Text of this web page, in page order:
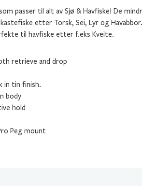
passer til alt av Sjø & Havfiske! De
etter Torsk, Sei, Lyr og
til havfiske etter f.eks Kveite.
retrieve and drop
in tin finish.
body
hold
Peg mount